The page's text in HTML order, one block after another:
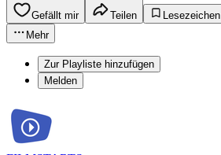
Gefällt mir Teilen
Lesezeichen
Mehr
Zur Playliste hinzufügen
Melden